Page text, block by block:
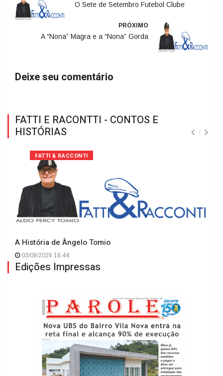
O Sete de Setembro Futebol Clube
PRÓXIMO
A “Nona” Magra e a “Nona” Gorda
Deixe seu comentário
FATTI E RACONTTI - CONTOS E
HISTÓRIAS
FATTI & RACCONTI
A História de Ângelo Tomio
03/08/2026 16:44
Edições Impressas